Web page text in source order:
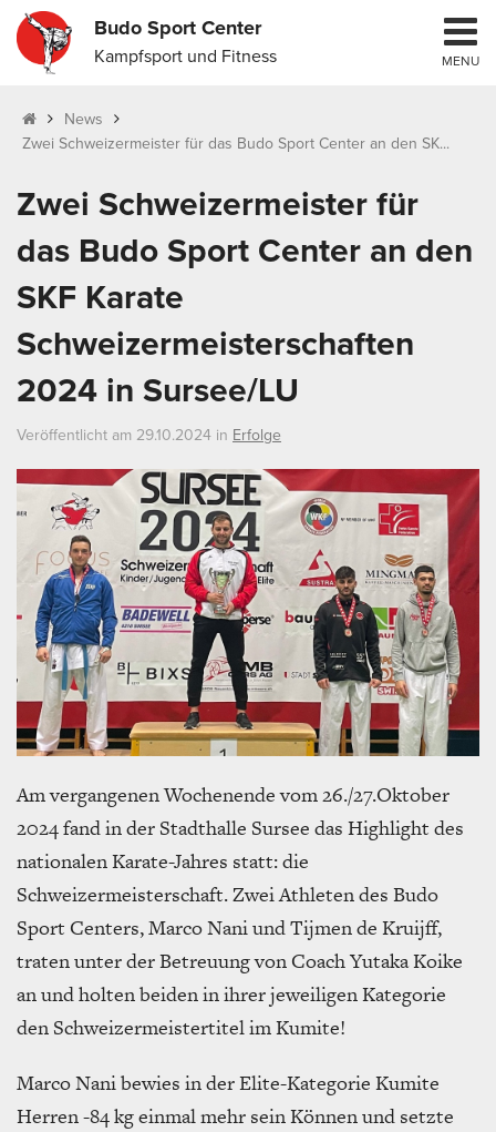
Budo Sport Center
Kampfsport und Fitness MENU
News
Zwei Schweizermeister für das Budo Sport Center an den SK...
Zwei Schweizermeister für
das Budo Sport Center an den
SKF Karate
Schweizermeisterschaften
2024 in Sursee/LU
Veröffentlicht am 29.10.2024 in Erfolge
Am vergangenen Wochenende vom 26./27.Oktober
2024 fand in der Stadthalle Sursee das Highlight des
nationalen Karate-Jahres statt: die
Schweizermeisterschaft. Zwei Athleten des Budo
Sport Centers, Marco Nani und Tijmen de Kruijff,
traten unter der Betreuung von Coach Yutaka Koike
an und holten beiden in ihrer jeweiligen Kategorie
den Schweizermeistertitel im Kumite!
Marco Nani bewies in der Elite-Kategorie Kumite
Herren -84 kg einmal mehr sein Können und setzte